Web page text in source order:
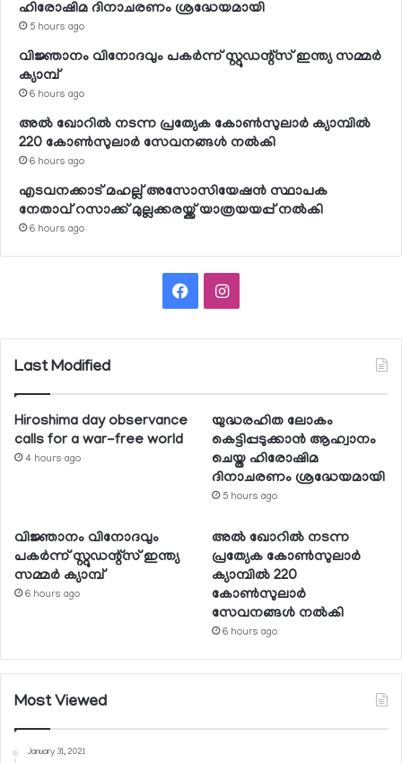
ഹിരോഷിമ ദിനാചരണം ശ്രദ്ധേയമായി
5 hours ago
വിജ്ഞാനം വിനോദവും പകര്‍ന്ന് സ്റ്റുഡന്റ്‌സ് ഇന്ത്യ സമ്മര്‍
ക്യാമ്പ്
6 hours ago
അല്‍ ഖോറില്‍ നടന്ന പ്രത്യേക കോണ്‍സുലാര്‍ ക്യാമ്പില്‍
220 കോണ്‍സുലാര്‍ സേവനങ്ങള്‍ നല്‍കി
6 hours ago
എടവനക്കാട് മഹല്ല് അസോസിയേഷന്‍ സ്ഥാപക
നേതാവ് റസാക്ക് മുല്ലക്കരയ്ക്ക് യാത്രയയപ്പ് നല്‍കി
6 hours ago
FacebookInstagram
Last Modified
Hiroshima day observance
calls for a war-free world
4 hours ago
യുദ്ധരഹിത ലോകം
കെട്ടിപ്പടുക്കാന്‍ ആഹ്വാനം
ചെയ്ത ഹിരോഷിമ
ദിനാചരണം ശ്രദ്ധേയമായി
5 hours ago
വിജ്ഞാനം വിനോദവും
പകര്‍ന്ന് സ്റ്റുഡന്റ്‌സ് ഇന്ത്യ
സമ്മര്‍ ക്യാമ്പ്
6 hours ago
അല്‍ ഖോറില്‍ നടന്ന
പ്രത്യേക കോണ്‍സുലാര്‍
ക്യാമ്പില്‍ 220
കോണ്‍സുലാര്‍
സേവനങ്ങള്‍ നല്‍കി
6 hours ago
Most Viewed
January 31, 2021